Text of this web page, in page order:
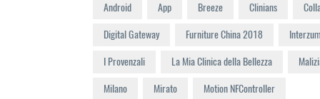
Android App Breeze Clinians
Digital Gateway
Furniture China 2018
I Provenzali
La Mia Clinica della Bellezza
Milano
Mirato
Motion NFController